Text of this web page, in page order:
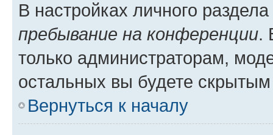
В настройках личного
пребывание на конференции.
только администраторам,
остальных вы будете
Вернуться к началу